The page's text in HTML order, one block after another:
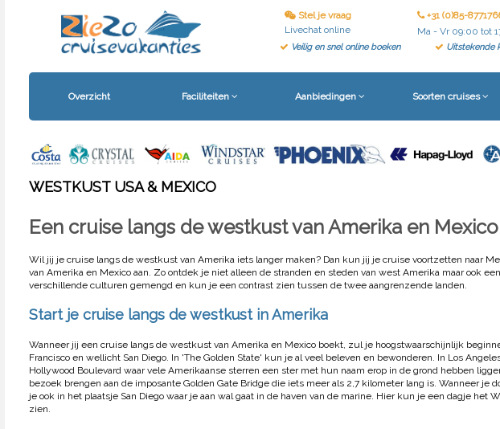
Stel je vraag
Livechat online
+31 (0)85-
Ma - Vr 09:00 tot
Veilig en snel online boeken Uitstekende
Overzicht Faciliteiten Aanbiedingen Soorten cruises
WESTKUST USA & MEXICO
Een cruise langs de westkust van Amerika en Mexico
Wil jij je cruise langs de westkust van Amerika iets langer maken? Dan kun jij je cruise voortzetten naar
van Amerika en Mexico aan. Zo ontdek je niet alleen de stranden en steden van west Amerika maar ook
verschillende culturen gemengd en kun je een contrast zien tussen de twee aangrenzende landen.
Start je cruise langs de westkust in Amerika
Wanneer jij een cruise langs de westkust van Amerika en Mexico boekt, zul je hoogstwaarschijnlijk
Francisco en wellicht San Diego. In 'The Golden State' kun je al veel beleven en bewonderen. In Los
Hollywood Boulevard waar vele Amerikaanse sterren een ster met hun naam erop in de grond hebben
bezoek brengen aan de imposante Golden Gate Bridge die iets meer als 2,7 kilometer lang is. Wanneer je
je ook in het plaatsje San Diego waar je aan wal gaat in de haven van de marine. Hier kun je een dagje het
zien.